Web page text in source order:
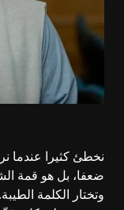
نخطئ كثيرا عندما
ضعفا، بل هو قمة
وتختار الكلمة